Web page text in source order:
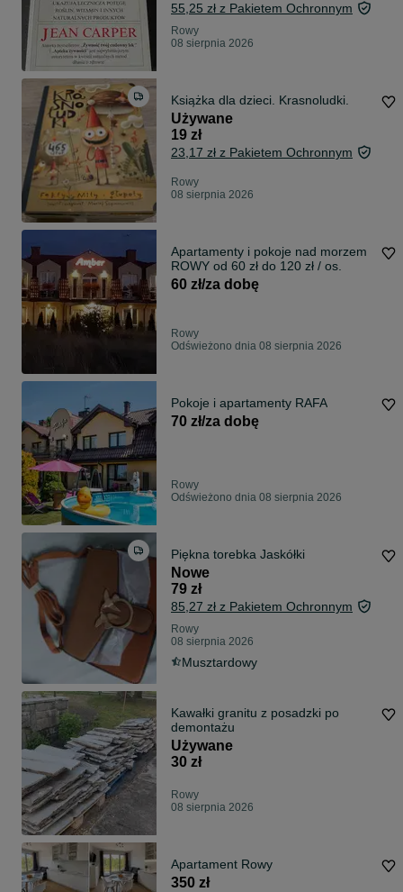
55,25 zł z Pakietem Ochronnym
Rowy
08 sierpnia 2026
Książka dla dzieci. Krasnoludki.
Używane
19 zł
23,17 zł z Pakietem Ochronnym
Rowy
08 sierpnia 2026
Apartamenty i pokoje nad morzem
ROWY od 60 zł do 120 zł / os.
60 zł/za dobę
Rowy
Odświeżono dnia 08 sierpnia 2026
Pokoje i apartamenty RAFA
70 zł/za dobę
Rowy
Odświeżono dnia 08 sierpnia 2026
Piękna torebka Jaskółki
Nowe
79 zł
85,27 zł z Pakietem Ochronnym
Rowy
08 sierpnia 2026
Musztardowy
Kawałki granitu z posadzki po
demontażu
Używane
30 zł
Rowy
08 sierpnia 2026
Apartament Rowy
350 zł